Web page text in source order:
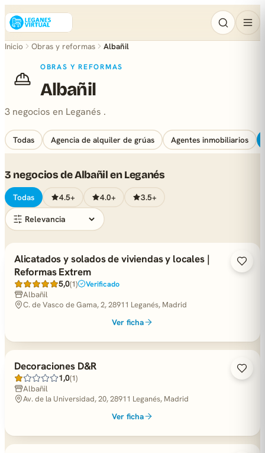
Inicio Obras y reformas Albañil
OBRAS Y REFORMAS
Albañil
3 negocios en Leganés .
Todas Agencia de alquiler de grúas Agentes inmobiliarios
3 negocios de Albañil en Leganés
Todas 4.5+ 4.0+ 3.5+
Alicatados y solados de viviendas y locales |
Reformas Extrem
5,0(1) Verificado
Albañil
C. de Vasco de Gama, 2, 28911 Leganés, Madrid
Ver ficha
Decoraciones D&R
1,0(1)
Albañil
Av. de la Universidad, 20, 28911 Leganés, Madrid
Ver ficha